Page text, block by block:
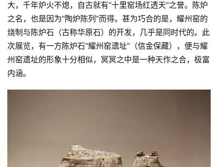
大，千年炉火不熄，自古就有“十里窑场红透天”之誉。 陈炉
之名，也是因为“陶炉陈列”而得。 甚为巧合的是，耀州窑的
烧制与陈炉石（古称华原石）的开发，几乎是同时代的。 此
次展览，有一方陈炉石“耀州窑遗址”（信金保藏），便与耀
州窑遗址的形象十分相似，冥冥之中是一种天作之合，极富
内涵。